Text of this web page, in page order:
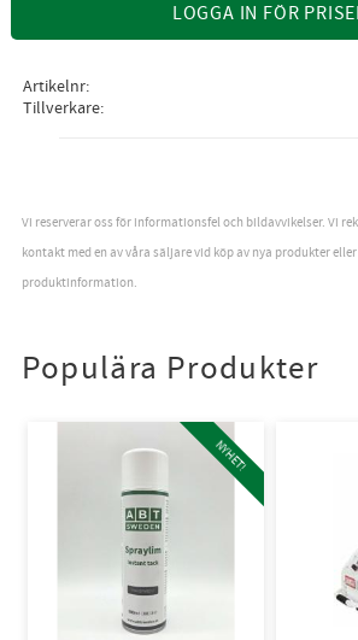
LOGGA IN FÖR
Artikelnr
Tillverkare
Vi reserverar oss för informationsfel och bildavvikelser. Vi
kontakt med en av våra säljare vid köp av nya produkter
produktinformation.
Populära Produkter
NYHET!